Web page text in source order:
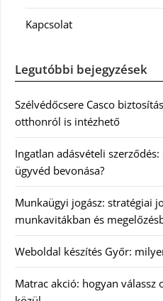
Kapcsolat
Legutóbbi bejegyzések
Szélvédőcsere Casco
otthonról is intézhető
Ingatlan adásvételi
ügyvéd bevonása?
Munkaügyi jogász: stratégiai
munkavitákban és
Weboldal készítés Győr:
Matrac akció: hogyan